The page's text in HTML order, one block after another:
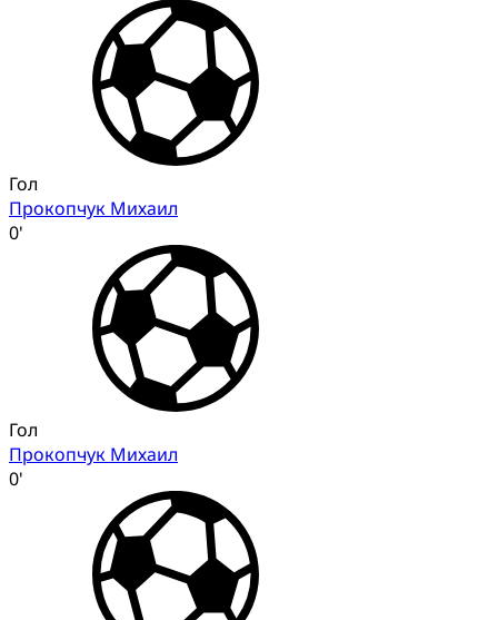
Гол
Прокопчук Михаил
0'
Гол
Прокопчук Михаил
0'